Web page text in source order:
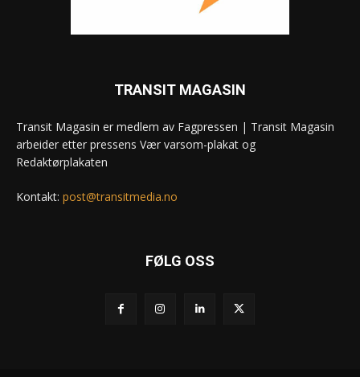
TRANSIT MAGASIN
Transit Magasin er medlem av Fagpressen | Transit Magasin
arbeider etter pressens Vær varsom-plakat og
Redaktørplakaten
Kontakt: post@transitmedia.no
FØLG OSS